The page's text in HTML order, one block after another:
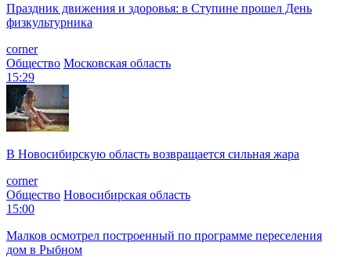
Праздник движения и здоровья: в Ступине прошел День
физкультурника
corner
Общество Московская область
15:29
В Новосибирскую область возвращается сильная жара
corner
Общество Новосибирская область
15:00
Малков осмотрел построенный по программе переселения
дом в Рыбном